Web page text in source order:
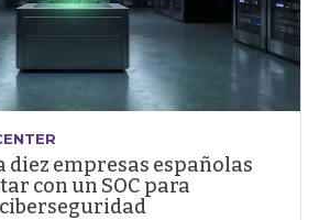
diez empresas españolas
con un SOC para